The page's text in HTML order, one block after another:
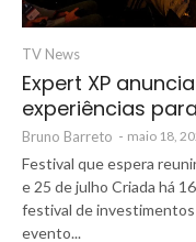
TV News
Expert XP
experiências
Bruno Barreto - maio 18,
Festival que espera
e 25 de julho Criada há
festival de investimentos
evento...